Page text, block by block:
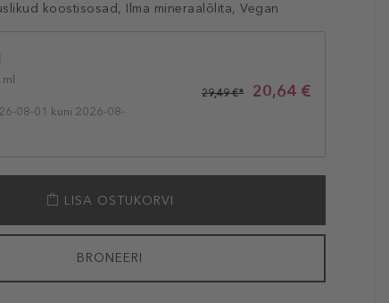
koostisosad, Ilma mineraalõlita, Vegan
08-01 kuni 2026-08-
20,64 €
29,49 €*
LISA OSTUKORVI
BRONEERI